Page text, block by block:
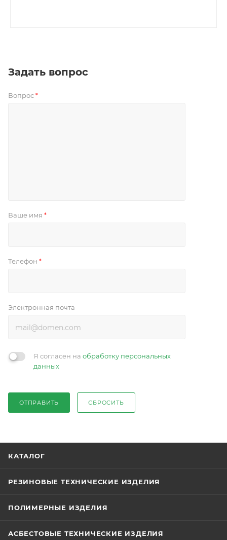
Задать вопрос
Вопрос *
Ваше имя *
Телефон *
Электронная почта
Я согласен на обработку персональных
данных
ОТПРАВИТЬ СБРОСИТЬ
КАТАЛОГ
РЕЗИНОВЫЕ ТЕХНИЧЕСКИЕ ИЗДЕЛИЯ
ПОЛИМЕРНЫЕ ИЗДЕЛИЯ
АСБЕСТОВЫЕ ТЕХНИЧЕСКИЕ ИЗДЕЛИЯ